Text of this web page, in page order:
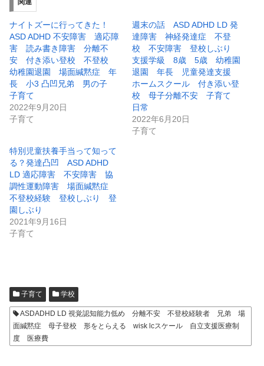
関連
ナイトズーに行ってきた！
ASD ADHD 不安障害 適応障
害 読み書き障害 分離不
安 付き添い登校 不登校
幼稚園退園 場面緘黙症 年
長 小3 凸凹兄弟 男の子
子育て
2022年9月20日
子育て
週末の話 ASD ADHD LD 発
達障害 神経発達症 不登
校 不安障害 登校しぶり
支援学級 8歳 5歳 幼稚園
退園 年長 児童発達支援
ホームスクール 付き添い登
校 母子分離不安 子育て
日常
2022年6月20日
子育て
特別児童扶養手当って知って
る？発達凸凹 ASD ADHD
LD 適応障害 不安障害 協
調性運動障害 場面緘黙症
不登校経験 登校しぶり 登
園しぶり
2021年9月16日
子育て
子育て 学校
ASDADHD LD 視覚認知能力低め 分離不安 不登校経験者 兄弟 場
面緘黙症 母子登校 形をとらえる wisk lcスケール 自立支援医療制
度 医療費